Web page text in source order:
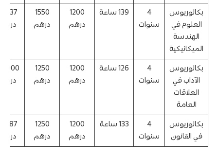
بكالوريوس
العلوم في
الهندسة
الميكانيكية
4
سنوات
139 ساعة
1200
درهم
1550
درهم
بكالوريوس
الآداب في
العلاقات
العامة
4
سنوات
126 ساعة
1200
درهم
1250
درهم
بكالوريوس
في القانون
4
سنوات
133 ساعة
1200
درهم
1250
درهم